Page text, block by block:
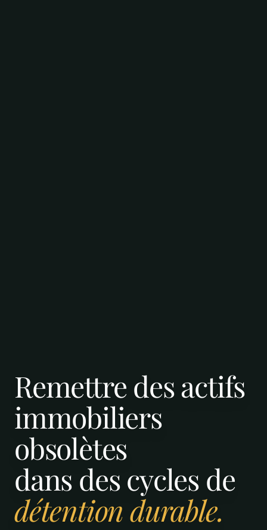
Remettre des actifs
immobiliers
obsolètes
dans des cycles de
détention durable.